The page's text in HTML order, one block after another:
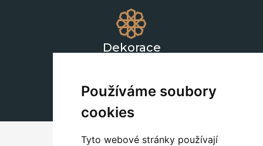
Používáme soubory
cookies
Tyto webové stránky používají
Dekorace